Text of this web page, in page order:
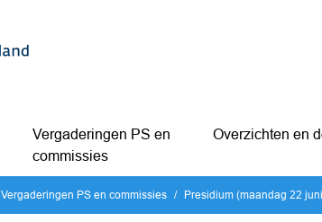
Vergaderingen PS en
commissies
Overzichten en
Vergaderingen PS en commissies Presidium (maandag 22